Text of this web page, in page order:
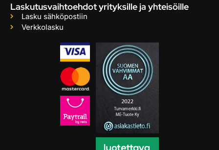
Laskutusvaihtoehdot yrityksille ja yhteisöille
Lasku sähköpostiin
Verkkolasku